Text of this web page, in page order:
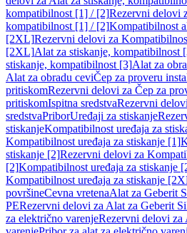
kompatibilnost [1] / [2]Rezervni delovi
kompatibilnost [1] / [2]Kompatibilnost
[2XL]Rezervni delovi za
[2XL]Alat za stiskanje, kompatibilnost
stiskanje, kompatibilnost [3]Alat za
Alat za obradu ceviČep za proveru
pritiskomRezervni delovi za Čep za
pritiskomIspitna sredstvaRezervni
sredstvaPriborUređaji za stiskanje
stiskanjeKompatibilnost uređaja za
Kompatibilnost uređaja za stiskanje [1]
stiskanje [2]Rezervni delovi za
[2]Kompatibilnost uređaja za stiskanje
Kompatibilnost uređaja za stiskanje
površineCevna vretenaAlat za Geberit
PERezervni delovi za Alat za Geberit
za električno varenjeRezervni delovi za